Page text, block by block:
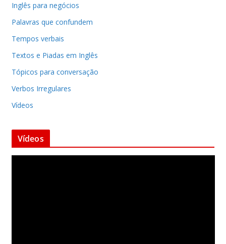
Inglês para negócios
Palavras que confundem
Tempos verbais
Textos e Piadas em Inglês
Tópicos para conversação
Verbos Irregulares
Vídeos
Vídeos